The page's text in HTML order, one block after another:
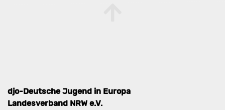
djo-Deutsche Jugend in Europa
Landesverband NRW e.V.